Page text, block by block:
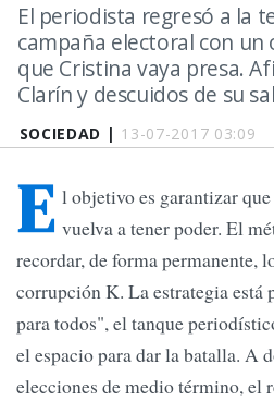
SOCIEDAD | 13-07-2017 03:09
El periodista regresó a la
campaña electoral con
que Cristina vaya presa.
Clarín y descuidos de su
E l objetivo es garantizar
vuelva a tener poder. El
recordar, de forma permanente,
corrupción K. La estrategia está
para todos", el tanque
el espacio para dar la batalla. A
elecciones de medio término, el